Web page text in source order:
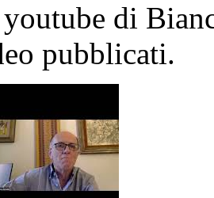
youtube di
pubblicati.